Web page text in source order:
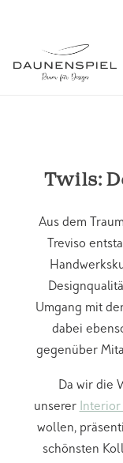
Twils:
Aus dem
Treviso
Umgang mit
dabei
gegenüber
Da wir die
unserer Interior
wollen,
schönsten